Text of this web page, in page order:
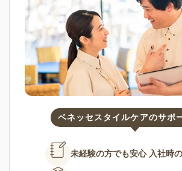
ベネッセスタイルケアのサポ
未経験の方でも安心 入社時